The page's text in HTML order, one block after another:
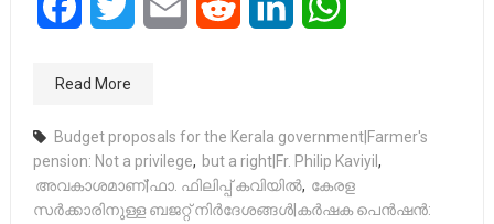
FacebookTwitter Email Reddit LinkedIn
Read More
Budget proposals for the Kerala government|Farmer's
pension: Not a privilege, but a right|Fr. Philip Kaviyil,
അവകാശമാണ്|ഫാ. ഫിലിപ്പ് കവിയിൽ, കേരള
സർക്കാരിനുള്ള ബജറ്റ് നിർദേശങ്ങൾ|കർഷക പെൻഷൻ: